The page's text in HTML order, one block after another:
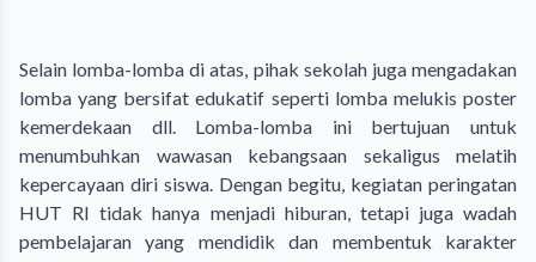
Selain lomba-lomba di atas, pihak sekolah juga mengadakan
lomba yang bersifat edukatif seperti lomba melukis poster
kemerdekaan dll. Lomba-lomba ini bertujuan untuk
menumbuhkan wawasan kebangsaan sekaligus melatih
kepercayaan diri siswa. Dengan begitu, kegiatan peringatan
HUT RI tidak hanya menjadi hiburan, tetapi juga wadah
pembelajaran yang mendidik dan membentuk karakter